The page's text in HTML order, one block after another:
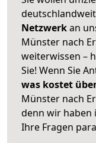
Netzwerkan
Münster nach
weiterwissen –
Sie! Wenn Sie
was kostet
Münster nach
denn wir haben
Ihre Fragen